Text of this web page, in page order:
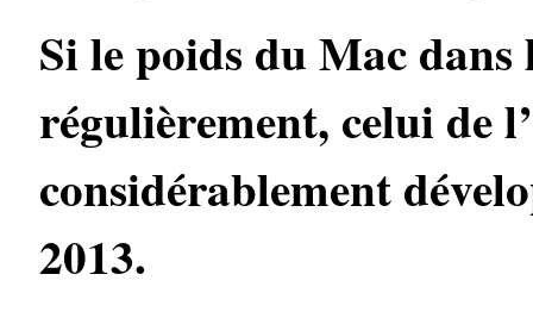
Si le poids du Mac
régulièrement, celui de
considérablement
2013.